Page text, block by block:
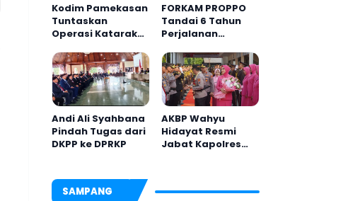
Kodim Pamekasan
Tuntaskan
Operasi Katarak
Kembali Melihat
Lebih Jelas
FORKAM PROPPO
Tandai 6 Tahun
Perjalanan
Peluncuran Mars,
Hymne, dan Buku
Organisasi
Andi Ali Syahbana
Pindah Tugas dari
DKPP ke DPRKP
AKBP Wahyu
Hidayat Resmi
Jabat Kapolres
SAMPANG